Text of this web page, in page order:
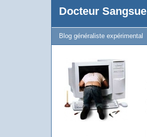
Docteur Sangsue
Blog généraliste expérimental